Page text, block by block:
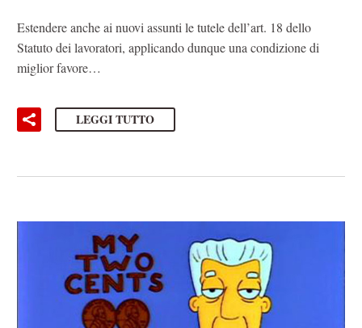
Estendere anche ai nuovi assunti le tutele dell’art. 18 dello
Statuto dei lavoratori, applicando dunque una condizione di
miglior favore…
LEGGI TUTTO